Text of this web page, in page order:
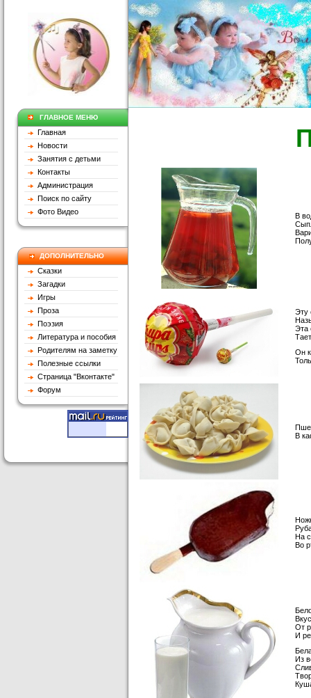
ГЛАВНОЕ МЕНЮ
Главная
Новости
Занятия с детьми
Контакты
Администрация
Поиск по сайту
Фото Видео
ДОПОЛНИТЕЛЬНО
Сказки
Загадки
Игры
Проза
Поэзия
Литература и пособия
Родителям на заметку
Полезные ссылки
Страница "Вконтакте"
Форум
В
Эту
Эта
Он
В
На
Во
От
И
Из